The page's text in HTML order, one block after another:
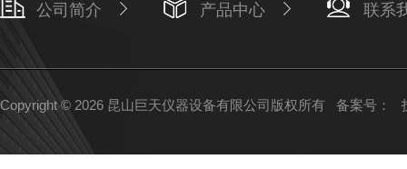
公司简介 产品中心 联系
Copyright © 2026 昆山巨天仪器设备有限公司版权所有 备案号：